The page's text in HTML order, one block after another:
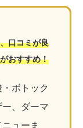
口コミが良
おすすめ！
ボトック
、ダーマ
ューま